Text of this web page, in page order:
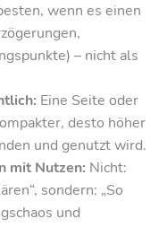
wenn es einen
– nicht als
Eine Seite oder
desto höher
und genutzt wird.
mit Nutzen: Nicht:
sondern: „So
und